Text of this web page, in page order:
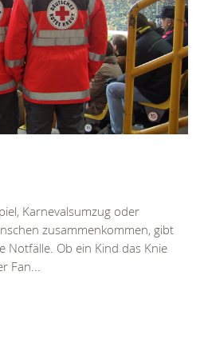
Karnevalsumzug oder
zusammenkommen, gibt
Notfälle. Ob ein Kind das Knie
Fan...